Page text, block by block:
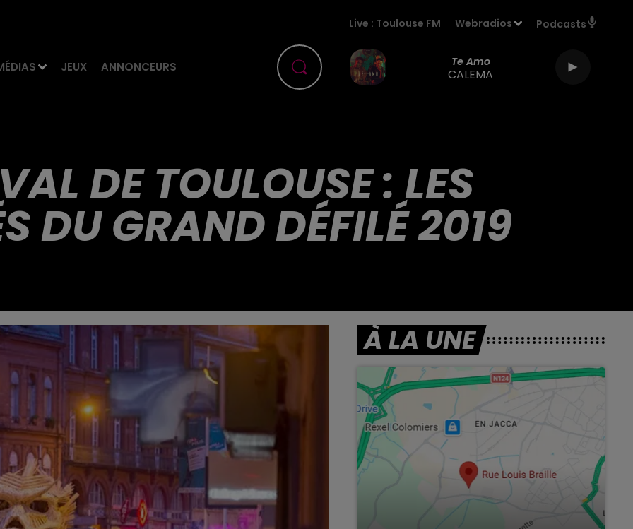
JEUX ANNONCEURS
Live : Toulouse FM Webradios Podcasts
Te Amo
CALEMA
DE TOULOUSE : LES
DU GRAND DÉFILÉ 2019
À LA UNE